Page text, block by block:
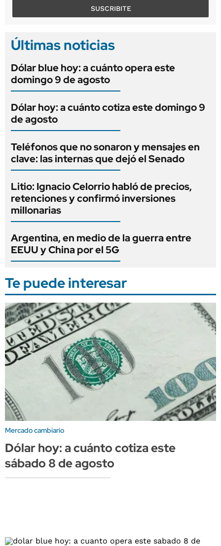
SUSCRIBITE
Últimas noticias
Dólar blue hoy: a cuánto opera este
domingo 9 de agosto
Dólar hoy: a cuánto cotiza este domingo 9
de agosto
Teléfonos que no sonaron y mensajes en
clave: las internas que dejó el Senado
Litio: Ignacio Celorrio habló de precios,
retenciones y confirmó inversiones
millonarias
Argentina, en medio de la guerra entre
EEUU y China por el 5G
Te puede interesar
Mercado cambiario
Dólar hoy: a cuánto cotiza este
sábado 8 de agosto